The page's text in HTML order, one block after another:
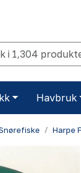
Havbruk
Harpe